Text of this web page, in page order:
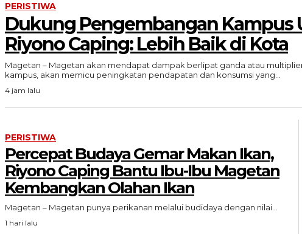
PERISTIWA
Dukung Pengembangan Kampus
Riyono Caping: Lebih Baik di Kota
Magetan – Magetan akan mendapat dampak berlipat ganda atau
kampus, akan memicu peningkatan pendapatan dan konsumsi yang...
4 jam lalu
PERISTIWA
Percepat Budaya Gemar Makan Ikan,
Riyono Caping Bantu Ibu-Ibu Magetan
Kembangkan Olahan Ikan
Magetan – Magetan punya perikanan melalui budidaya dengan nilai...
1 hari lalu